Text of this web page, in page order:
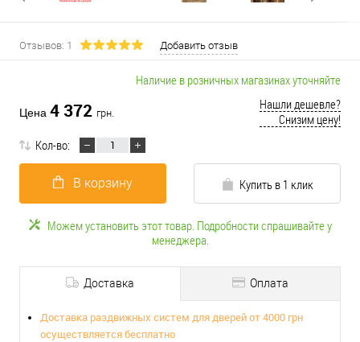
Отзывов: 1 Добавить отзыв
Наличие в розничных магазинах уточняйте
Цена 4 372 грн.
Нашли дешевле?
Снизим цену!
Кол-во:
В корзину Купить в 1 клик
Можем установить этот товар. Подробности спрашивайте у
менеджера.
Доставка Оплата
Доставка раздвижных систем для дверей от 4000 грн
осуществляется бесплатно